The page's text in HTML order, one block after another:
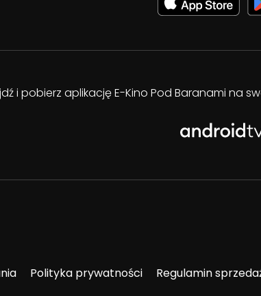
i pobierz aplikację E-Kino Pod Baranami na
Polityka prywatności Regulamin